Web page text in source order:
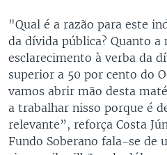
"Qual é a razão para este
da dívida pública? Quanto
esclarecimento à verba da
superior a 50 por cento do
vamos abrir mão desta
a trabalhar nisso porque é
relevante”, reforça Costa
Fundo Soberano fala-se de